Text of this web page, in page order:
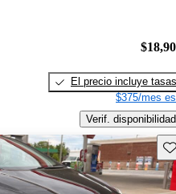
El precio incluye tasas
$375/mes
Verif. disponibilidad